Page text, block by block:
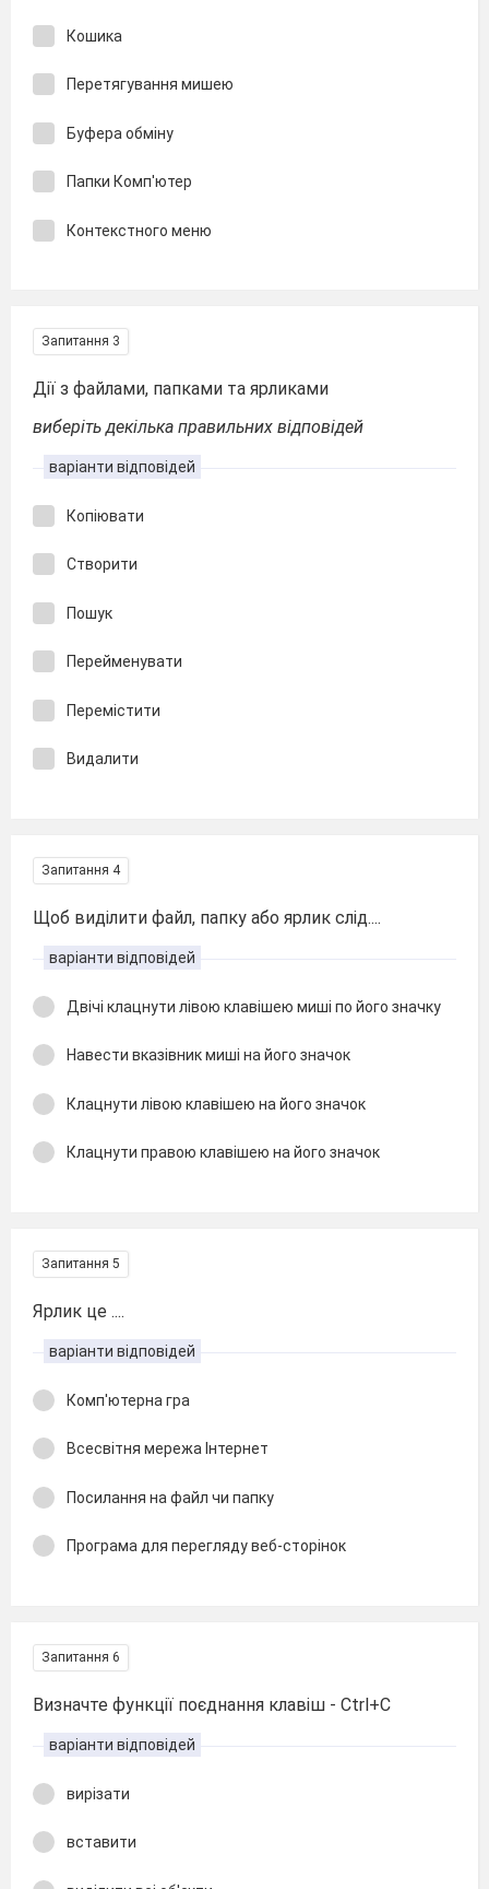
Кошика
Перетягування мишею
Буфера обміну
Папки Комп'ютер
Контекстного меню
Запитання 3
Дії з файлами, папками та ярликами
виберіть декілька правильних відповідей
варіанти відповідей
Копіювати
Створити
Пошук
Перейменувати
Перемістити
Видалити
Запитання 4
Щоб виділити файл, папку або ярлик слід....
варіанти відповідей
Двічі клацнути лівою клавішею миші по його значку
Навести вказівник миші на його значок
Клацнути лівою клавішею на його значок
Клацнути правою клавішею на його значок
Запитання 5
Ярлик це ....
варіанти відповідей
Комп'ютерна гра
Всесвітня мережа Інтернет
Посилання на файл чи папку
Програма для перегляду веб-сторінок
Запитання 6
Визначте функції поєднання клавіш - Ctrl+C
варіанти відповідей
вирізати
вставити